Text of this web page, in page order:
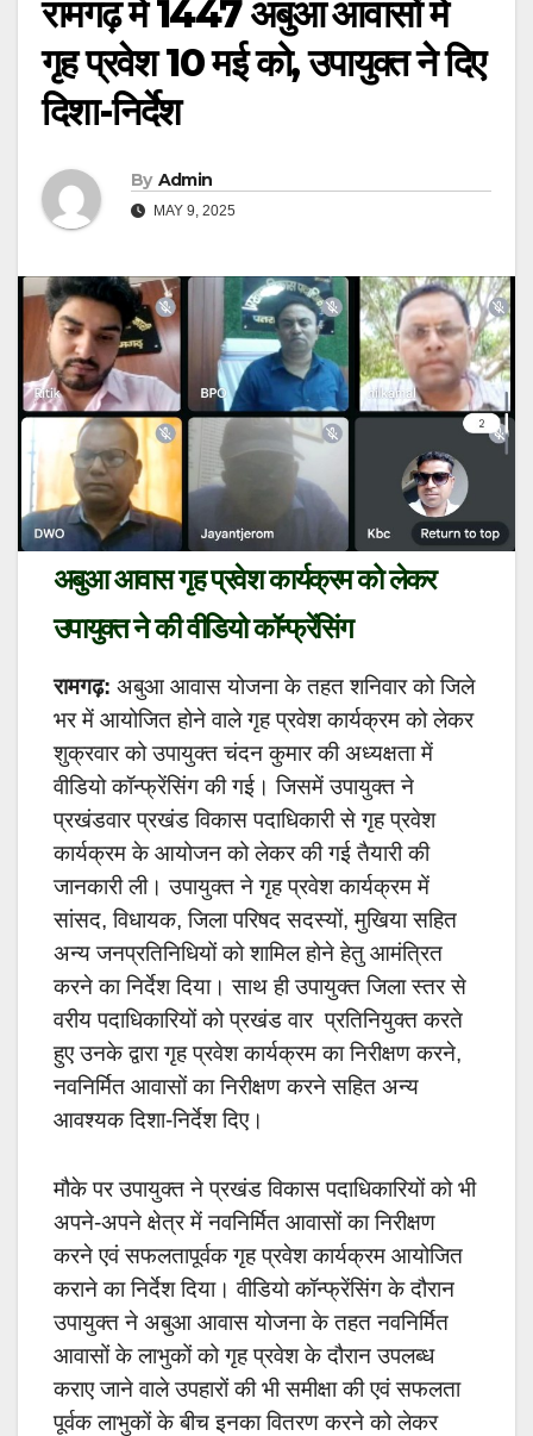
रामगढ़ में 1447 अबुआ आवासों में
गृह प्रवेश 10 मई को, उपायुक्त ने दिए
दिशा-निर्देश
By Admin
MAY 9, 2025
अबुआ आवास गृह प्रवेश कार्यक्रम को लेकर
उपायुक्त ने की वीडियो कॉन्फ्रेंसिंग
रामगढ़: अबुआ आवास योजना के तहत शनिवार को जिले
भर में आयोजित होने वाले गृह प्रवेश कार्यक्रम को लेकर
शुक्रवार को उपायुक्त चंदन कुमार की अध्यक्षता में
वीडियो कॉन्फ्रेंसिंग की गई। जिसमें उपायुक्त ने
प्रखंडवार प्रखंड विकास पदाधिकारी से गृह प्रवेश
कार्यक्रम के आयोजन को लेकर की गई तैयारी की
जानकारी ली। उपायुक्त ने गृह प्रवेश कार्यक्रम में
सांसद, विधायक, जिला परिषद सदस्यों, मुखिया सहित
अन्य जनप्रतिनिधियों को शामिल होने हेतु आमंत्रित
करने का निर्देश दिया। साथ ही उपायुक्त जिला स्तर से
वरीय पदाधिकारियों को प्रखंड वार प्रतिनियुक्त करते
हुए उनके द्वारा गृह प्रवेश कार्यक्रम का निरीक्षण करने,
नवनिर्मित आवासों का निरीक्षण करने सहित अन्य
आवश्यक दिशा-निर्देश दिए।
मौके पर उपायुक्त ने प्रखंड विकास पदाधिकारियों को भी
अपने-अपने क्षेत्र में नवनिर्मित आवासों का निरीक्षण
करने एवं सफलतापूर्वक गृह प्रवेश कार्यक्रम आयोजित
कराने का निर्देश दिया। वीडियो कॉन्फ्रेंसिंग के दौरान
उपायुक्त ने अबुआ आवास योजना के तहत नवनिर्मित
आवासों के लाभुकों को गृह प्रवेश के दौरान उपलब्ध
कराए जाने वाले उपहारों की भी समीक्षा की एवं सफलता
पूर्वक लाभुकों के बीच इनका वितरण करने को लेकर